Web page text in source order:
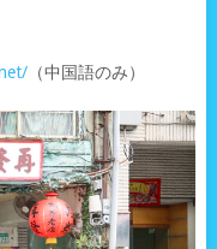
（中国語のみ）